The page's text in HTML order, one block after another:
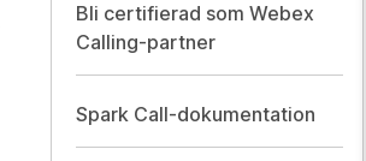
Bli certifierad som Webex
Calling-partner
Spark Call-dokumentation